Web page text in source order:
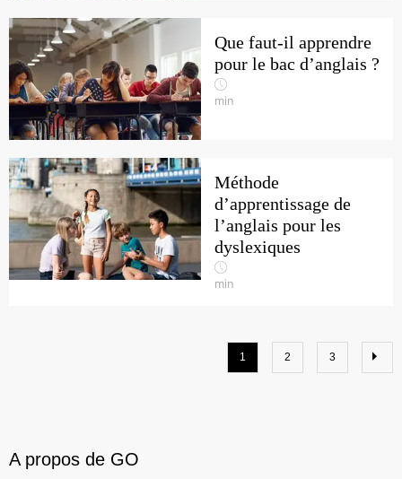
Que faut-il apprendre
pour le bac d’anglais ?
min
Méthode
d’apprentissage de
l’anglais pour les
dyslexiques
min
1 2 3
A propos de GO